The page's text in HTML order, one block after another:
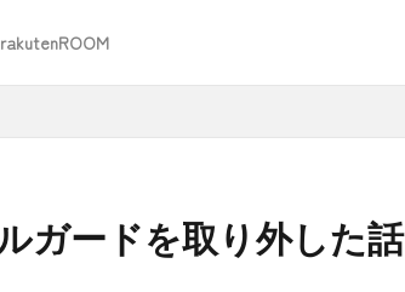
rakutenROOM
ガードを取り外した話